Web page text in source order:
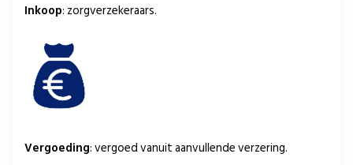
Inkoop: zorgverzekeraars.
Vergoeding: vergoed vanuit aanvullende verzering.